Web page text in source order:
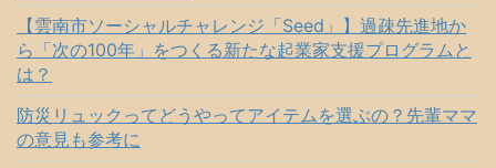
【雲南市ソーシャルチャレンジ「Seed」】過疎先進地か
ら「次の100年」をつくる新たな起業家支援プログラムと
は？
防災リュックってどうやってアイテムを選ぶの？先輩ママ
の意見も参考に